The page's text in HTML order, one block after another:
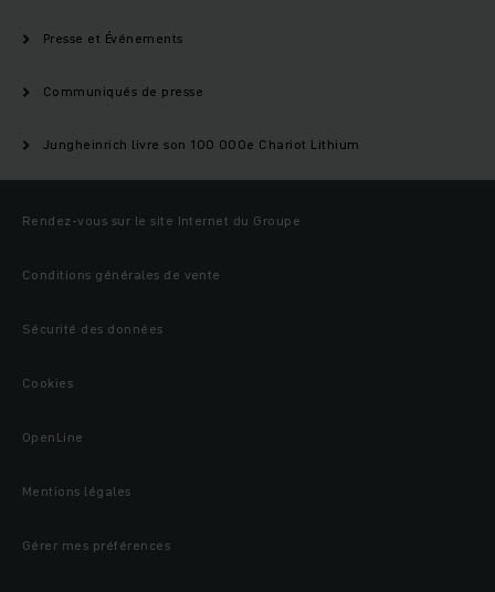
Presse et Événements
Communiqués de presse
Jungheinrich livre son 100 000e Chariot Lithium
Rendez-vous sur le site Internet du Groupe
Conditions générales de vente
Sécurité des données
Cookies
OpenLine
Mentions légales
Gérer mes préférences